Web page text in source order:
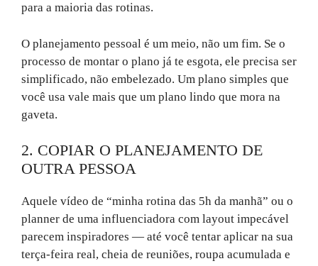
para a maioria das rotinas.
O planejamento pessoal é um meio, não um fim. Se o
processo de montar o plano já te esgota, ele precisa ser
simplificado, não embelezado. Um plano simples que
você usa vale mais que um plano lindo que mora na
gaveta.
2. COPIAR O PLANEJAMENTO DE
OUTRA PESSOA
Aquele vídeo de “minha rotina das 5h da manhã” ou o
planner de uma influenciadora com layout impecável
parecem inspiradores — até você tentar aplicar na sua
terça-feira real, cheia de reuniões, roupa acumulada e